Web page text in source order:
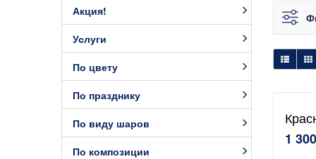
Акция!
Услуги
По цвету
По празднику
По виду шаров
По композиции
1